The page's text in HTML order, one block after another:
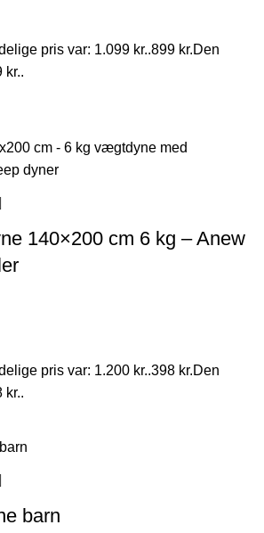
pris var: 1.099 kr..899 kr.Den
kr..
140×200 cm 6 kg – Anew
pris var: 1.200 kr..398 kr.Den
kr..
barn